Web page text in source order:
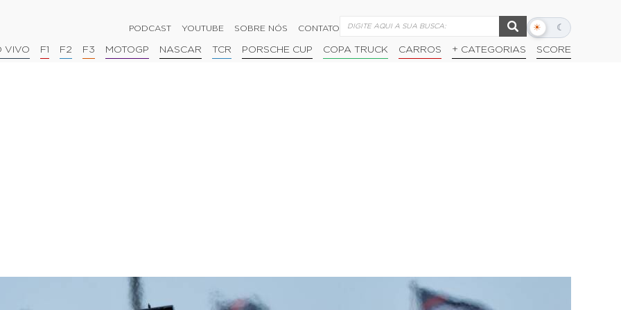
PODCAST YOUTUBE SOBRE NÓS CONTATO ☀ ☾
Alternar
escuro
VIVO F1 F2 F3 MOTOGP NASCAR TCR PORSCHE CUP COPA TRUCK CARROS + CATEGORIAS SCORE